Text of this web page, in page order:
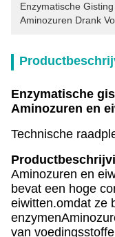
Enzymatische
Aminozuren Drank
Enzymatische
Aminozuren en
Technische
Aminozuren en
bevat een hoge
eiwitten.omdat ze
van